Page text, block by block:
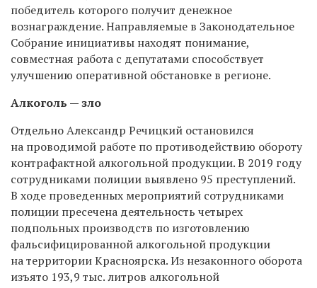
победитель которого получит денежное
вознаграждение. Направляемые в Законодательное
Собрание инициативы находят понимание,
совместная работа с депутатами способствует
улучшению оперативной обстановке в регионе.
Алкоголь — зло
Отдельно Александр Речицкий остановился
на проводимой работе по противодействию обороту
контрафактной алкогольной продукции. В 2019 году
сотрудниками полиции выявлено 95 преступлений.
В ходе проведенных мероприятий сотрудниками
полиции пресечена деятельность четырех
подпольных производств по изготовлению
фальсифицированной алкогольной продукции
на территории Красноярска. Из незаконного оборота
изъято 193,9 тыс. литров алкогольной